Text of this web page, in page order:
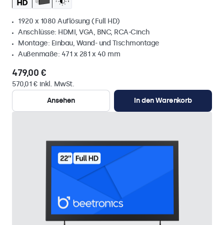
1920 x 1080 Auflösung (Full HD)
Anschlüsse: HDMI, VGA, BNC, RCA-Cinch
Montage: Einbau, Wand- und Tischmontage
Außenmaße: 471 x 281 x 40 mm
479,00 €
570,01 € inkl. MwSt.
Ansehen
In den Warenkorb